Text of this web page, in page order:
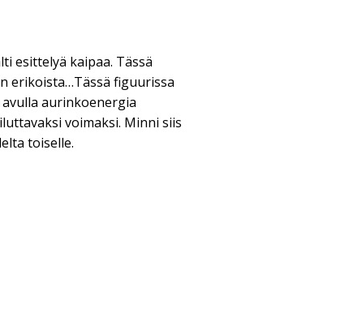
esittelyä kaipaa. Tässä
erikoista…Tässä figuurissa
aurinkoenergia
voimaksi. Minni siis
toiselle.